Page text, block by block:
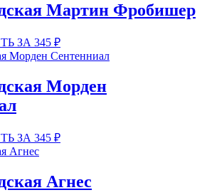
Мартин Фробишер
ЗА 345 ₽
Морден
ЗА 345 ₽
Агнес